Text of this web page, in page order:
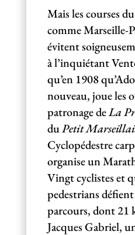
Mais les courses
comme Marseille-
évitent
à l’inquiétant
qu’en 1908
nouveau, joue les
patronage deLa
duPetit
Cyclopédestre
organise un
Vingt cyclistes et
pedestrians
parcours, dont 21
Jacques Gabriel,